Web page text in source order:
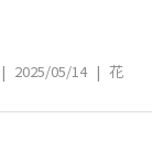
| 2025/05/14 | 花